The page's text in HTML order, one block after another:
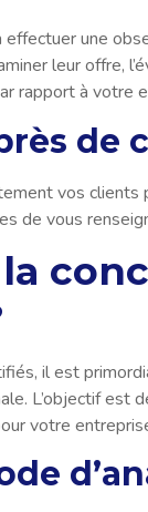
une
leur offre,
rapport à votre
de
vos
de vous
il est
L’objectif est
votre